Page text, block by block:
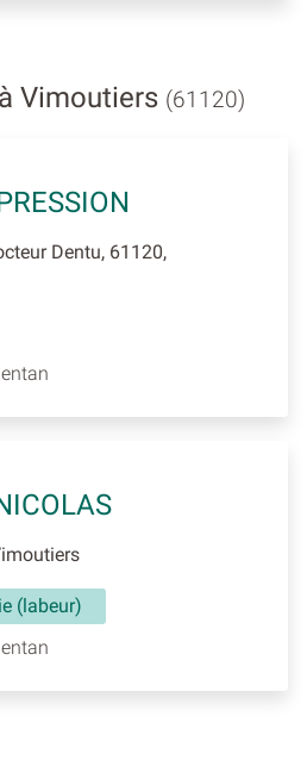
Vimoutiers (61120)
Dentu, 61120,
(labeur)